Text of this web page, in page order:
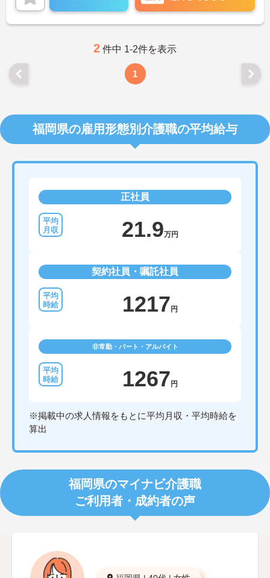
こちらの求人にご興味がございましたら面接のポイ
ントもお伝えしますので是非ご応募お待ちしており
ます。
2 件中 1-2件を表示
1
福岡県の雇用形態別介護職の平均給与
正社員
21.9万円
契約社員・嘱託社員
1217 円
非常勤・パート・アルバイト
1267 円
※掲載中の求人情報をもとに平均月収・平均時給を
算出
福岡県のマイナビ介護職
ご利用者・成約者の声